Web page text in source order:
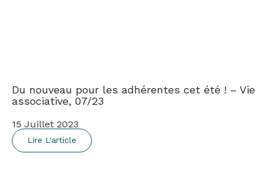
Du nouveau pour les adhérentes cet été ! – Vie
associative, 07/23
15 Juillet 2023
Lire L'article